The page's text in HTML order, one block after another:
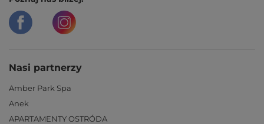
Nasi partnerzy
Amber Park Spa
Anek
APARTAMENTY OSTRÓDA